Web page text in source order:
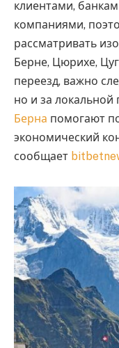
клиентами,
компаниями,
рассматривать
Берне, Цюрихе,
переезд, важно
но и за локальной
Берна помогают
экономический
сообщает